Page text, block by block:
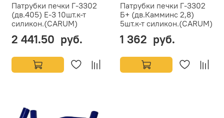
Патрубки печки Г-3302
(дв.405) Е-3 10шт.к-т
силикон.(CARUM)
2 441.50 руб.
Патрубки печки Г-3302
Б+ (дв.Камминс 2,8)
5шт.к-т силикон.(CARUM)
1 362 руб.